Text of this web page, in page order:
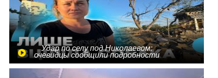
Удар по селу под Николаевом:
очевидцы сообщили подробности